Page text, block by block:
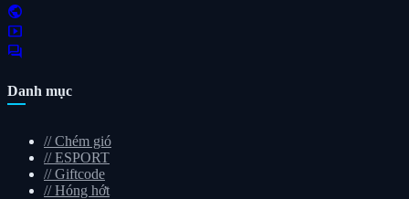
public
smart_display
forum
Danh mục
// Chém gió
// ESPORT
// Giftcode
// Hóng hớt